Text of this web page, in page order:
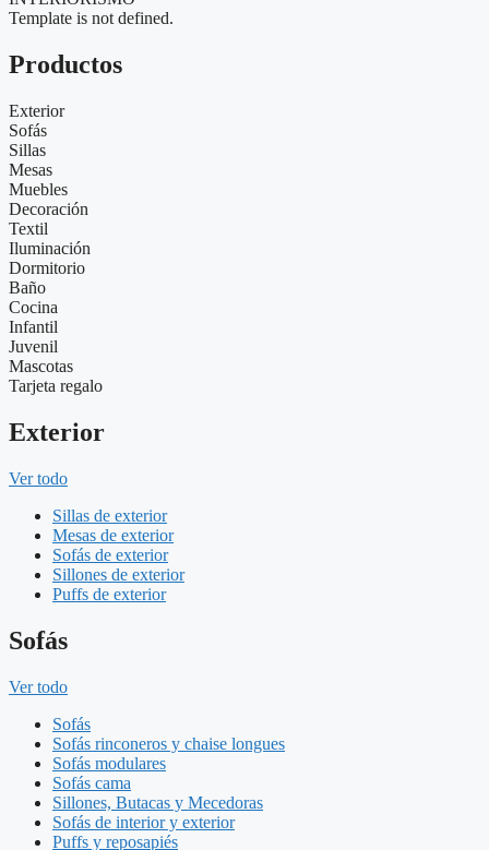
Template is not defined.
Productos
Exterior
Sofás
Sillas
Mesas
Muebles
Decoración
Textil
Iluminación
Dormitorio
Baño
Cocina
Infantil
Juvenil
Mascotas
Tarjeta regalo
Exterior
Ver todo
Sillas de exterior
Mesas de exterior
Sofás de exterior
Sillones de exterior
Puffs de exterior
Sofás
Ver todo
Sofás
Sofás rinconeros y chaise longues
Sofás modulares
Sofás cama
Sillones, Butacas y Mecedoras
Sofás de interior y exterior
Puffs y reposapiés